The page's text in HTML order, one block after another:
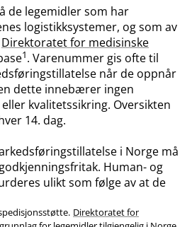
de legemidler som har
logistikksystemer, og som av
Direktoratet for medisinske
1. Varenummer gis ofte til
når de oppnår
dette innebærer ingen
kvalitetssikring. Oversikten
14. dag.
i Norge må
Human- og
ulikt som følge av at de
Direktoratet for